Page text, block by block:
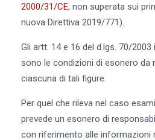
2000/31/CE, non superata sui
nuova Direttiva 2019/771).
Gli artt. 14 e 16 del d.lgs. 70/2003
sono le condizioni di esonero da
ciascuna di tali figure.
Per quel che rileva nel caso
prevede un esonero di
con riferimento alle informazioni